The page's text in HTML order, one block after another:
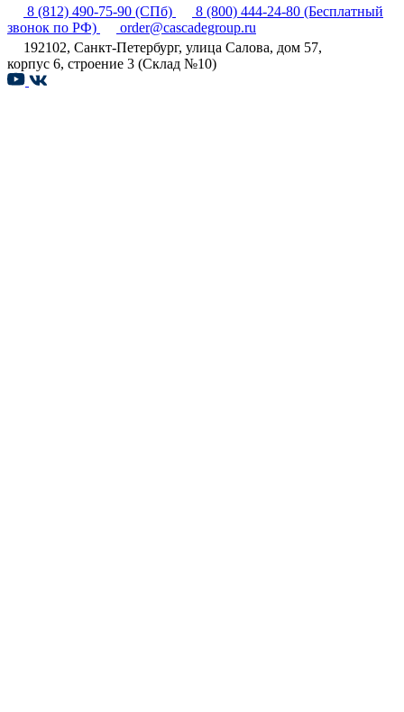
8 (812) 490-75-90 (СПб) 8 (800) 444-24-80 (Бесплатный
звонок по РФ)
order@cascadegroup.ru
192102, Санкт-Петербург, улица Салова, дом 57,
корпус 6, строение 3 (Склад №10)